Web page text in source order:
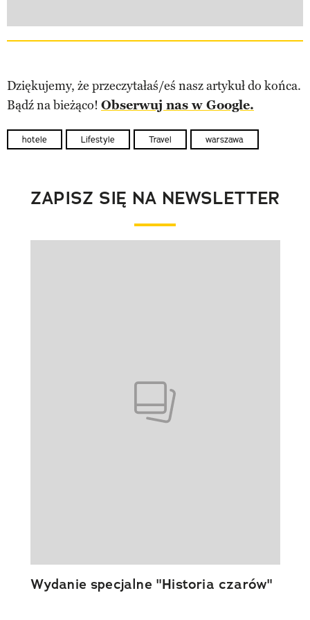
Dziękujemy, że przeczytałaś/eś nasz artykuł do końca.
Bądź na bieżąco! Obserwuj nas w Google.
hotele Lifestyle Travel warszawa
ZAPISZ SIĘ NA NEWSLETTER
Wydanie specjalne "Historia czarów"